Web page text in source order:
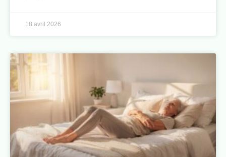
18 avril 2026